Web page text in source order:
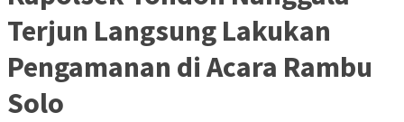
Terjun Langsung Lakukan
Pengamanan di Acara Rambu
Solo